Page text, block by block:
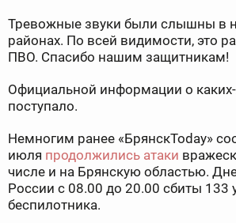
Тревожные звуки были слышны в
районах. По всей видимости, это
ПВО. Спасибо нашим защитникам!
Официальной информации о
поступало.
Немногим ранее «БрянскToday»
июля продолжились атаки
числе и на Брянскую областью.
России с 08.00 до 20.00 сбиты 133
беспилотника.